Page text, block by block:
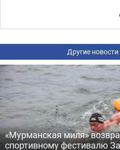
Другие новости
«Мурманская миля»
спортивному фестивалю